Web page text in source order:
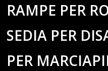
RAMPE PER
SEDIA PER
PER